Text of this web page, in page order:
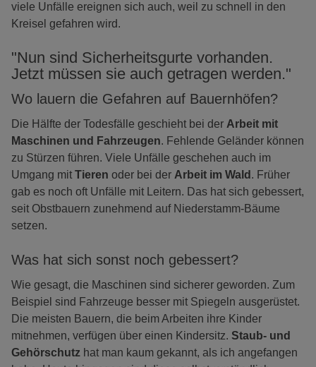
viele Unfälle ereignen sich auch, weil zu schnell in den
Kreisel gefahren wird.
"Nun sind Sicherheitsgurte vorhanden.
Jetzt müssen sie auch getragen werden."
Wo lauern die Gefahren auf Bauernhöfen?
Die Hälfte der Todesfälle geschieht bei der Arbeit mit
Maschinen und Fahrzeugen. Fehlende Geländer können
zu Stürzen führen. Viele Unfälle geschehen auch im
Umgang mit Tieren oder bei der Arbeit im Wald . Früher
gab es noch oft Unfälle mit Leitern. Das hat sich gebessert,
seit Obstbauern zunehmend auf Niederstamm-Bäume
setzen.
Was hat sich sonst noch gebessert?
Wie gesagt, die Maschinen sind sicherer geworden. Zum
Beispiel sind Fahrzeuge besser mit Spiegeln ausgerüstet.
Die meisten Bauern, die beim Arbeiten ihre Kinder
mitnehmen, verfügen über einen Kindersitz. Staub- und
Gehörschutz hat man kaum gekannt, als ich angefangen